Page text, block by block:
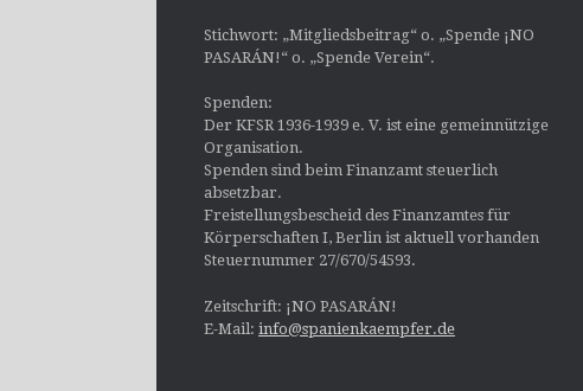
Stichwort: „Mitgliedsbeitrag“ o. „Spende ¡NO
PASARÁN!“ o. „Spende Verein“.
Spenden:
Der KFSR 1936-1939 e. V. ist eine gemeinnützige
Organisation.
Spenden sind beim Finanzamt steuerlich
absetzbar.
Freistellungsbescheid des Finanzamtes für
Körperschaften I, Berlin ist aktuell vorhanden
Steuernummer 27/670/54593.
Zeitschrift: ¡NO PASARÁN!
E-Mail: info@spanienkaempfer.de